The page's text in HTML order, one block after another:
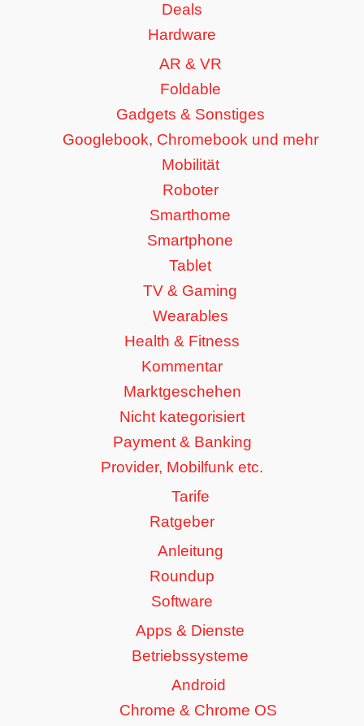
Deals
Hardware
AR & VR
Foldable
Gadgets & Sonstiges
Googlebook, Chromebook und mehr
Mobilität
Roboter
Smarthome
Smartphone
Tablet
TV & Gaming
Wearables
Health & Fitness
Kommentar
Marktgeschehen
Nicht kategorisiert
Payment & Banking
Provider, Mobilfunk etc.
Tarife
Ratgeber
Anleitung
Roundup
Software
Apps & Dienste
Betriebssysteme
Android
Chrome & Chrome OS